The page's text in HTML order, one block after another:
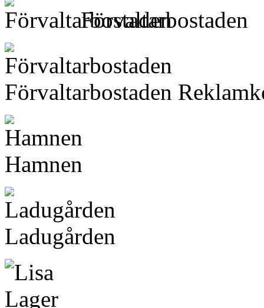
Förvaltarbostaden
Förvaltarbostaden
Hamnen
Ladugården